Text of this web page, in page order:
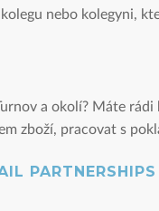
nebo kolegyni,
a okolí? Máte
zboží, pracovat s